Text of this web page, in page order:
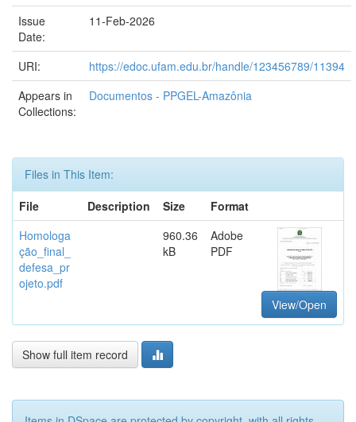
Issue
Date:
11-Feb-2026
URI:
https://edoc.ufam.edu.br/handle/123456789/11394
Appears in
Collections:
Documentos - PPGEL-Amazônia
Files in This Item:
File
Description Size
Format
Homologa
ção_final_
defesa_pr
ojeto.pdf
960.36
kB
Adobe
PDF
View/Open
Show full item record